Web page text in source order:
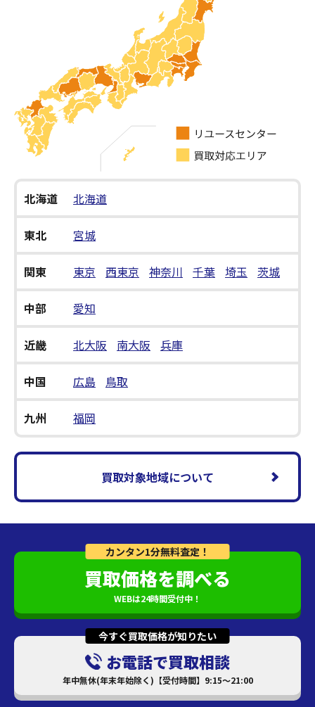
北海道 北海道
東北 宮城
関東 東京 西東京 神奈川 千葉 埼玉 茨城
中部 愛知
近畿 北大阪 南大阪 兵庫
中国 広島 鳥取
九州 福岡
買取対象地域について
カンタン1分無料査定！
買取価格を調べる
WEBは24時間受付中！
今すぐ買取価格が知りたい
お電話で買取相談
年中無休(年末年始除く)【受付時間】9:15～21:00